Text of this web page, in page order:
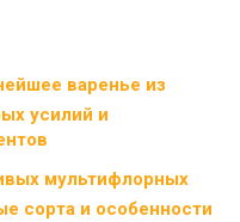
варенье из
усилий и
мультифлорных
сорта и особенности